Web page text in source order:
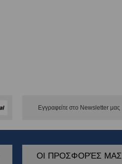
Εγγραφείτε στο Νewsletter μας
ΟΙ ΠΡΟΣΦΟΡΈΣ ΜΑΣ